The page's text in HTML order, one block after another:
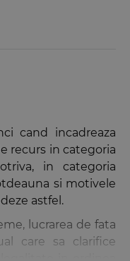
cand incadreaza
recurs in categoria
in categoria
si motivele
astfel.
lucrarea de fata
care sa clarifice